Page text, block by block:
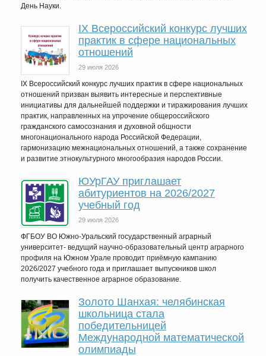
День Науки.
IХ Всероссийский конкурс лучших
практик в сфере национальных
отношений
29 июля 2026
IX Всероссийский конкурс лучших практик в сфере национальных
отношений призван выявить интересные и перспективные
инициативы для дальнейшей поддержки и тиражирования лучших
практик, направленных на упрочение общероссийского
гражданского самосознания и духовной общности
многонационального народа Российской Федерации,
гармонизацию межнациональных отношений, а также сохранение
и развитие этнокультурного многообразия народов России.
ЮУрГАУ приглашает
абитуриентов на 2026/2027
учебный год
29 июля 2026
ФГБОУ ВО Южно-Уральский государственный аграрный
университет- ведущий научно-образовательный центр аграрного
профиля на Южном Урале проводит приёмную кампанию
2026/2027 учебного года и приглашает выпускников школ
получить качественное аграрное образование.
Золото Шанхая: челябинская
школьница стала
победительницей
Международной математической
олимпиады